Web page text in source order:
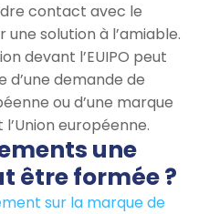
contact avec le
solution à l’amiable.
devant l’EUIPO peut
demande de
ou d’une marque
européenne.
une
être formée ?
sur la marque de